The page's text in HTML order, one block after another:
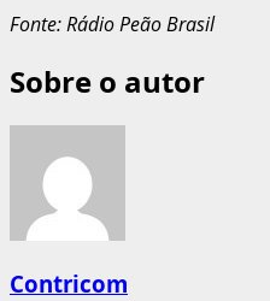
Fonte: Rádio Peão Brasil
Sobre o autor
Contricom